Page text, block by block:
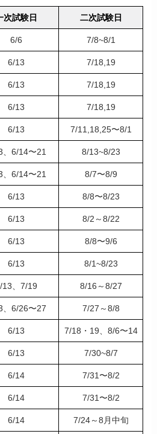
次試験日 二次試験日
6/6 7/8~8/1
6/13 7/18,19
6/13 7/18,19
6/13 7/18,19
6/13 7/11,18,25〜8/1
、6/14〜21 8/13~8/23
、6/14〜21 8/7〜8/9
6/13 8/8〜8/23
6/13 8/2～8/22
6/13 8/8〜9/6
6/13 8/1~8/23
13、7/19 8/16～8/27
、6/26〜27 7/27～8/8
6/13 7/18・19、8/6〜14
6/13 7/30~8/7
6/14 7/31〜8/2
6/14 7/31〜8/2
6/14 7/24～8月中旬